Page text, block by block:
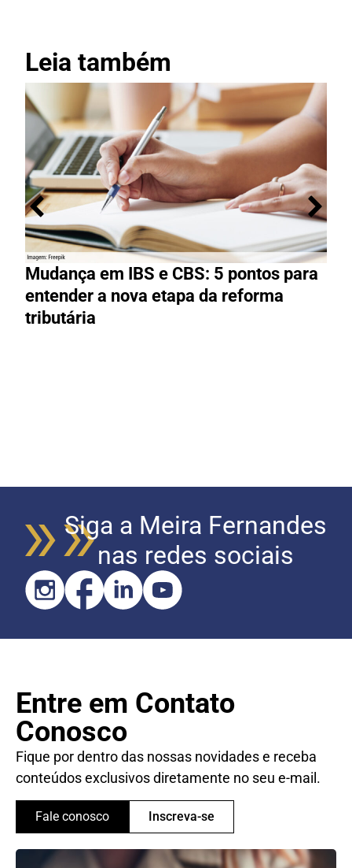
Leia também
Mudança em IBS e CBS: 5 pontos para
entender a nova etapa da reforma
tributária
Siga a Meira Fernandes
nas redes sociais
Entre em Contato
Conosco
Fique por dentro das nossas novidades e receba
conteúdos exclusivos diretamente no seu e-mail.
Fale conosco Inscreva-se